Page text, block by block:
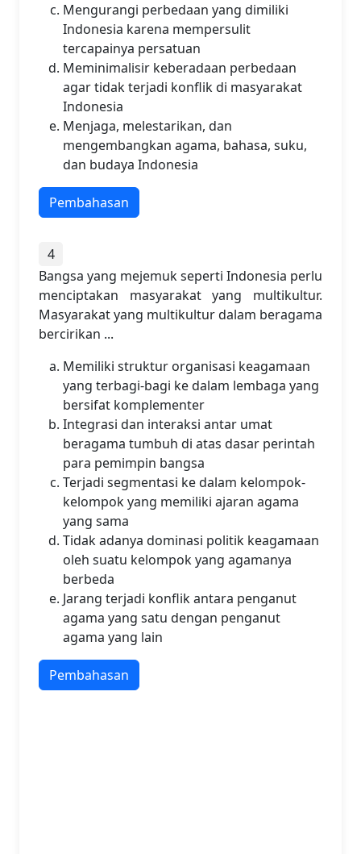
Mengurangi perbedaan yang dimiliki
Indonesia karena mempersulit
tercapainya persatuan
Meminimalisir keberadaan perbedaan
agar tidak terjadi konflik di masyarakat
Indonesia
Menjaga, melestarikan, dan
mengembangkan agama, bahasa, suku,
dan budaya Indonesia
Pembahasan
4
Bangsa yang mejemuk seperti Indonesia perlu
menciptakan masyarakat yang multikultur.
Masyarakat yang multikultur dalam beragama
bercirikan ...
Memiliki struktur organisasi keagamaan
yang terbagi-bagi ke dalam lembaga yang
bersifat komplementer
Integrasi dan interaksi antar umat
beragama tumbuh di atas dasar perintah
para pemimpin bangsa
Terjadi segmentasi ke dalam kelompok-
kelompok yang memiliki ajaran agama
yang sama
Tidak adanya dominasi politik keagamaan
oleh suatu kelompok yang agamanya
berbeda
Jarang terjadi konflik antara penganut
agama yang satu dengan penganut
agama yang lain
Pembahasan